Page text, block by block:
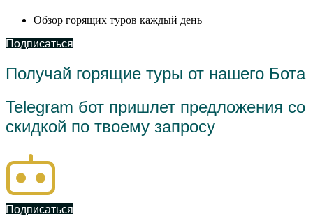
Обзор горящих туров каждый день
Подписаться
Получай горящие туры от нашего Бота
Telegram бот пришлет предложения со
скидкой по твоему запросу
Подписаться